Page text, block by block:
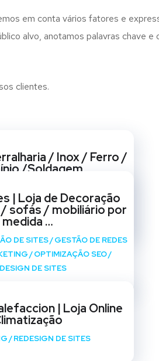
em conta vários fatores e
alvo, anotamos palavras chave
clientes.
/ Inox / Ferro /
/Soldagem
/OPTIMIZAÇÃO SEO/
DE SITES
| Loja de Decoração
sofás / mobiliário por
medida …
DE SITES/GESTÃO DE REDES
/OPTIMIZAÇÃO SEO/
DE SITES
| Loja Online
/REDESIGN DE SITES